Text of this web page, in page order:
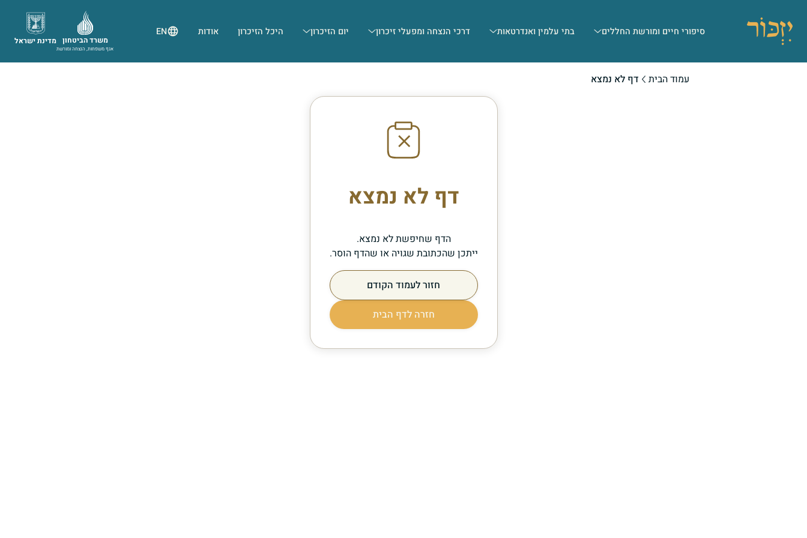
סיפורי חיים ומורשת החללים בתי עלמין ואנדרטאות דרכי הנצחה ומפעלי זיכרון יום הזיכרון היכל הזיכרון אודות EN
מדינת ישראל משרד הביטחון
אגף משפחות, הנצחה ומורשת
עמוד הבית דף לא נמצא
דף לא נמצא
הדף שחיפשת לא נמצא.
ייתכן שהכתובת שגויה או שהדף הוסר.
חזור לעמוד הקודם
חזרה לדף הבית